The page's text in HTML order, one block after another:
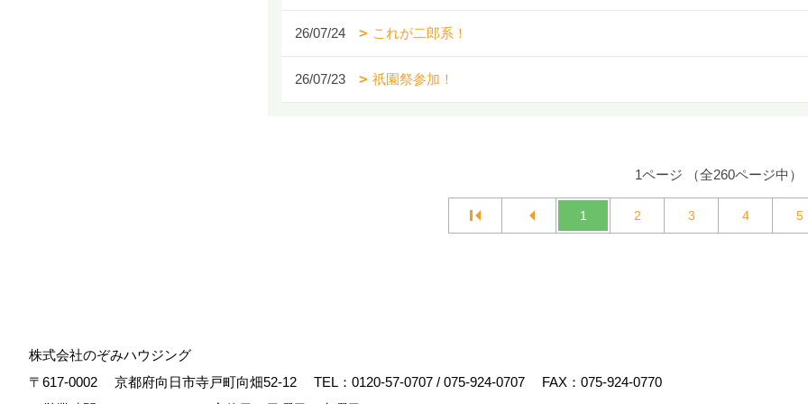
26/07/24 これが二郎系！
26/07/23 祇園祭参加！
1ページ （全260ページ中）
1 2 3 4 5
株式会社のぞみハウジング
〒617-0002
京都府向日市寺戸町向畑52-12 TEL： 0120-57-0707 / 075-924-0707
FAX：075-924-0770